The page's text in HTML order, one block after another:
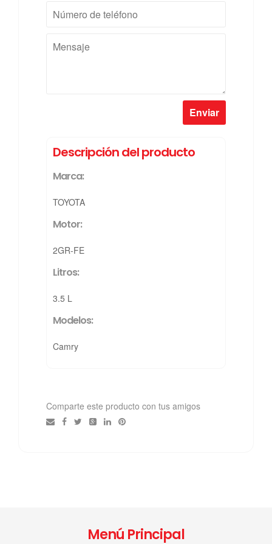
Número
de
Mensaje
Descripción del producto
Marca:
TOYOTA
Motor:
2GR-FE
Litros:
3.5 L
Modelos:
Camry
Comparte este producto con tus amigos
Menú Principal